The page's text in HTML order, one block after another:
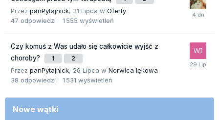
Przez panPytajnick, 31 Lipca w Oferty
47 odpowiedzi 1 555 wyświetleń
Czy komuś z Was udało się całkowicie wyjść z
choroby?
1 2
Przez panPytajnick, 26 Lipca w Nerwica lękowa
38 odpowiedzi 1 531 wyświetleń
Nowe wątki